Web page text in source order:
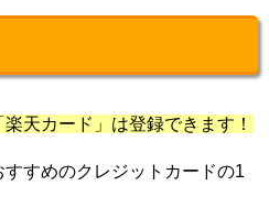
天カード」は登録できます！
すすめのクレジットカードの1